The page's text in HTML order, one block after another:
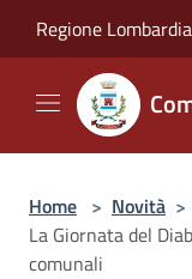
Regione Lombardia
Home > Novità >
La Giornata del
comunali